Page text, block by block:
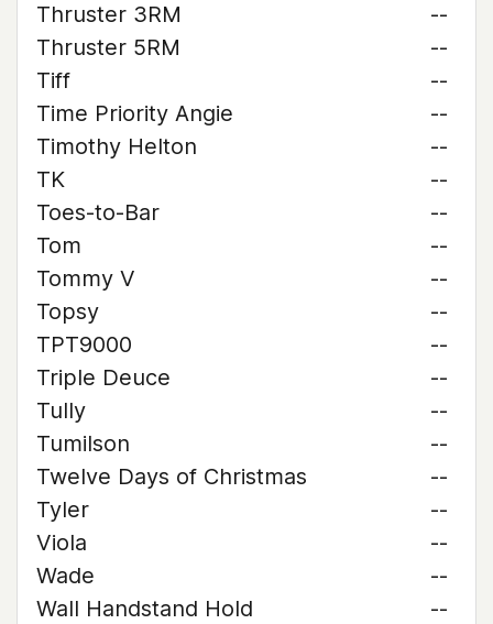
Thruster 3RM
--
Thruster 5RM
--
Tiff
--
Time Priority Angie
--
Timothy Helton
--
TK
--
Toes-to-Bar
--
Tom
--
Tommy V
--
Topsy
--
TPT9000
--
Triple Deuce
--
Tully
--
Tumilson
--
Twelve Days of Christmas
--
Tyler
--
Viola
--
Wade
--
Wall Handstand Hold
--